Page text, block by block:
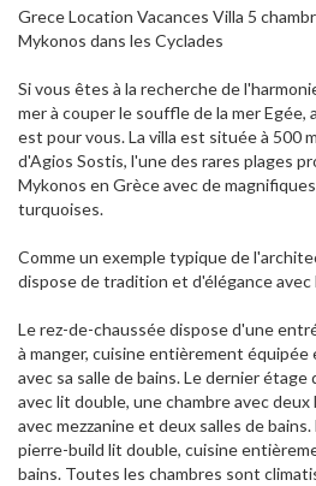
Grece Location Vacances Villa 5
Mykonos dans les Cyclades
Si vous êtes à la recherche de
mer à couper le souffle de la mer
est pour vous. La villa est située à 500
d'Agios Sostis, l'une des rares plages
Mykonos en Grèce avec de
turquoises.
Comme un exemple typique de
dispose de tradition et d'élégance
Le rez-de-chaussée dispose d'une
à manger, cuisine entièrement équipée
avec sa salle de bains. Le dernier
avec lit double, une chambre avec
avec mezzanine et deux salles de
pierre-build lit double, cuisine
bains. Toutes les chambres sont